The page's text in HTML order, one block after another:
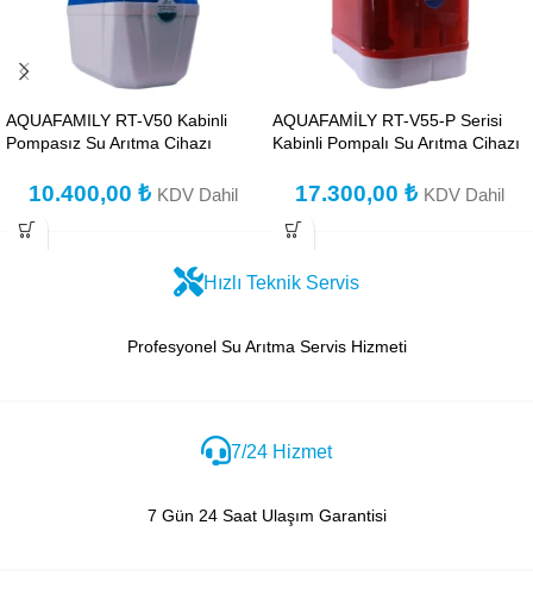
AQUAFAMILY RT-V50 Kabinli
Pompasız Su Arıtma Cihazı
10.400,00 ₺ KDV Dahil
AQUAFAMİLY RT-V55-P Serisi
Kabinli Pompalı Su Arıtma Cihazı
17.300,00 ₺ KDV Dahil
Hızlı Teknik Servis
Profesyonel Su Arıtma Servis Hizmeti
7/24 Hizmet
7 Gün 24 Saat Ulaşım Garantisi